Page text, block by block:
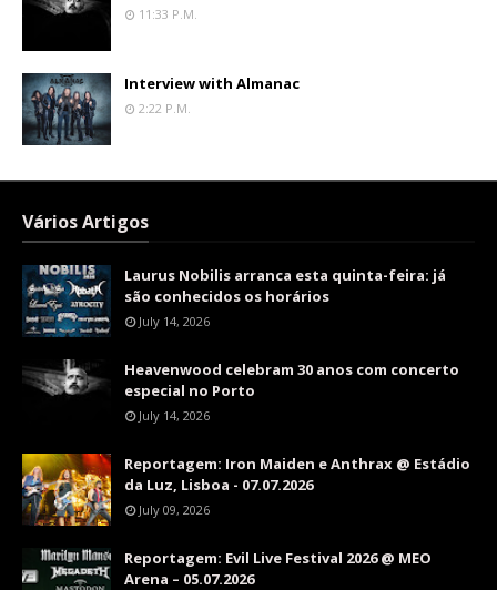
11:33 P.m.
Interview with Almanac
2:22 P.m.
Vários Artigos
Laurus Nobilis arranca esta quinta-feira: já
são conhecidos os horários
July 14, 2026
Heavenwood celebram 30 anos com concerto
especial no Porto
July 14, 2026
Reportagem: Iron Maiden e Anthrax @ Estádio
da Luz, Lisboa - 07.07.2026
July 09, 2026
Reportagem: Evil Live Festival 2026 @ MEO
Arena – 05.07.2026